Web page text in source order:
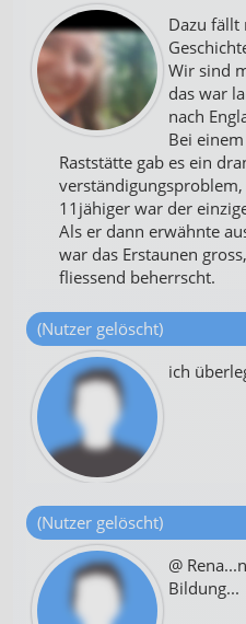
Dazu fällt
Wir sind
das war
nach
Bei
Raststätte gab es ein
11jähiger war der
Als er dann erwähnte
war das Erstaunen
fliessend beherrscht.
(Nutzer gelöscht)
ich
(Nutzer gelöscht)
@
Bildung...